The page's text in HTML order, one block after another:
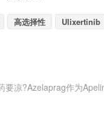
高选择性 Ulixertinib